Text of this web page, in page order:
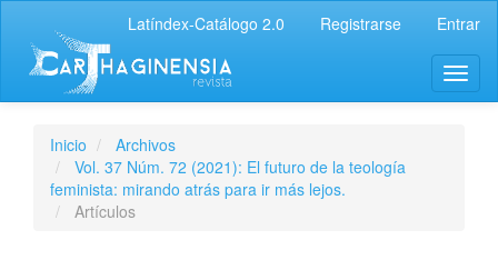
Latíndex-Catálogo 2.0 Registrarse Entrar
Inicio
Archivos
Vol. 37 Núm. 72 (2021): El futuro de la teología
feminista: mirando atrás para ir más lejos.
Artículos